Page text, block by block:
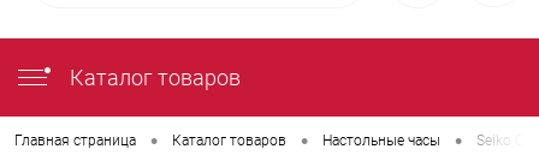
Каталог товаров
Главная страница • Каталог товаров • Настольные часы • Seiko